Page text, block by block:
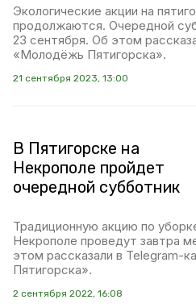
Экологические акции на
продолжаются. Очередной
23 сентября. Об этом
«Молодёжь Пятигорска».
21 сентября 2023, 13:00
В Пятигорске на
Некрополе пройдет
очередной субботник
Традиционную акцию по
Некрополе проведут завтра
этом рассказали в Telegram-
Пятигорска».
2 сентября 2022, 16:08